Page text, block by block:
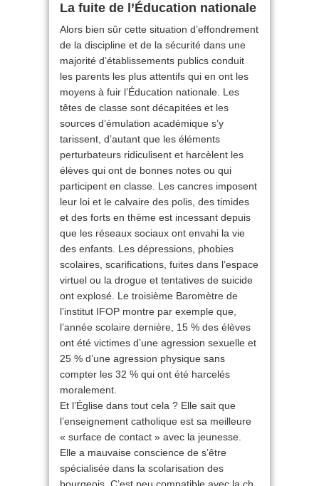
La fuite de l’Éducation nationale
Alors bien sûr cette situation d’effondrement
de la discipline et de la sécurité dans une
majorité d’établissements publics conduit
les parents les plus attentifs qui en ont les
moyens à fuir l’Éducation nationale. Les
têtes de classe sont décapitées et les
sources d’émulation académique s’y
tarissent, d’autant que les éléments
perturbateurs ridiculisent et harcèlent les
élèves qui ont de bonnes notes ou qui
participent en classe. Les cancres imposent
leur loi et le calvaire des polis, des timides
et des forts en thème est incessant depuis
que les réseaux sociaux ont envahi la vie
des enfants. Les dépressions, phobies
scolaires, scarifications, fuites dans l’espace
virtuel ou la drogue et tentatives de suicide
ont explosé. Le troisième Baromètre de
l’institut IFOP montre par exemple que,
l’année scolaire dernière, 15 % des élèves
ont été victimes d’une agression sexuelle et
25 % d’une agression physique sans
compter les 32 % qui ont été harcelés
moralement.
Et l’Église dans tout cela ? Elle sait que
l’enseignement catholique est sa meilleure
« surface de contact » avec la jeunesse.
Elle a mauvaise conscience de s’être
spécialisée dans la scolarisation des